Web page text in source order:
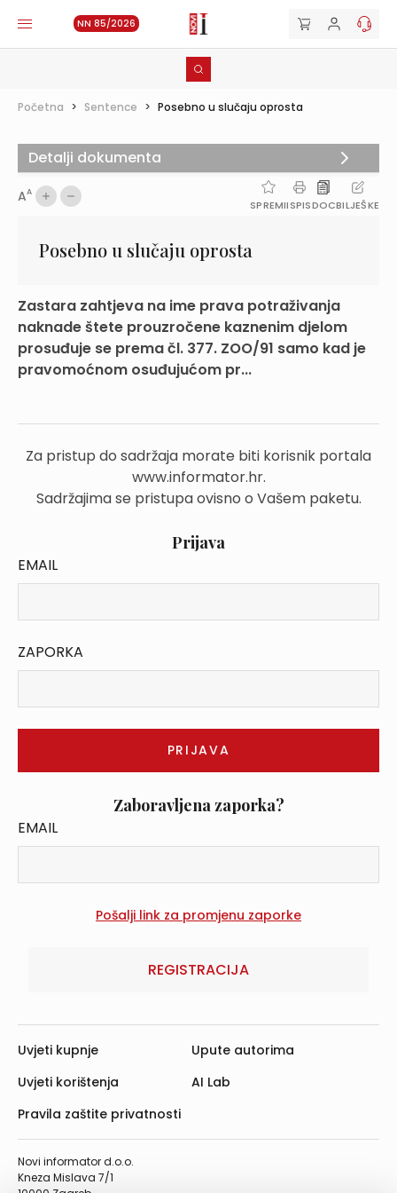
NN 85/2026
Početna > Sentence > Posebno u slučaju oprosta
AA
SPREMIISPISDOCBILJEŠKE
Posebno u slučaju oprosta
Zastara zahtjeva na ime prava potraživanja
naknade štete prouzročene kaznenim djelom
prosuđuje se prema čl. 377. ZOO/91 samo kad je
pravomoćnom osuđujućom pr...
Za pristup do sadržaja morate biti korisnik portala
www.informator.hr.
Sadržajima se pristupa ovisno o Vašem paketu.
Prijava
EMAIL
ZAPORKA
Zaboravljena zaporka?
EMAIL
REGISTRACIJA
Detalji dokumenta
Novi informator d.o.o.
Kneza Mislava 7/1
Uvjeti kupnje
Uvjeti korištenja
Pravila zaštite privatnosti
Upute autorima
AI Lab